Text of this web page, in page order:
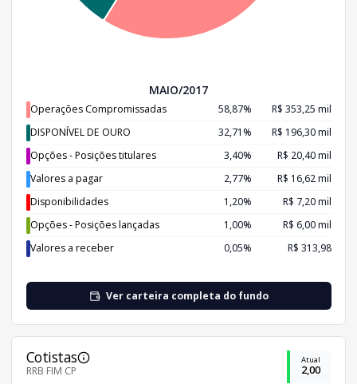
MAIO/2017
Operações Compromissadas 58,87%
R$ 353,25 mil
DISPONÍVEL DE OURO
32,71%
R$ 196,30 mil
Opções - Posições titulares
3,40%
R$ 20,40 mil
Valores a pagar
2,77%
R$ 16,62 mil
Disponibilidades
1,20%
R$ 7,20 mil
Opções - Posições lançadas
1,00%
R$ 6,00 mil
Valores a receber
0,05% R$ 313,98
Ver carteira completa do fundo
Cotistas
RRB FIM CP
Atual
2,00